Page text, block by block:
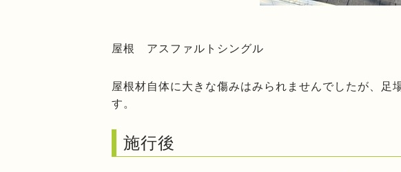
屋根 アスファルトシングル
屋根材自体に大きな傷みはみられませんでしたが、足
す。
施行後